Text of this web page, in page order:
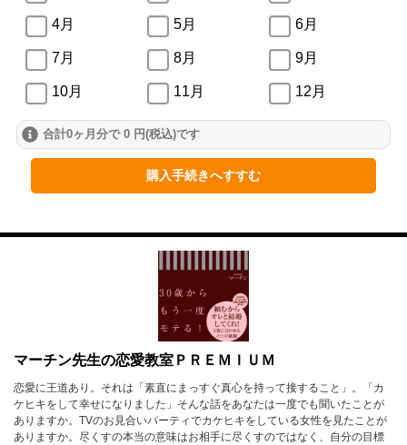
マーチン先生の恋愛教室ＰＲＥＭＩＵＭ
恋愛に王道あり。それは「素直にまっすぐ真心を持って接すること」。「カ
ケヒキをして幸せになりました」そんな話をあなたは一度でも聞いたことが
ありますか。TVのお見合いパーティでカケヒキをしている女性を見たことが
ありますか。尽くすの本当の意味はお相手に尽くすのではなく、自分の目標
4月 5月 6月
7月 8月 9月
10月 11月 12月
2024年
2月
7月 8月 9月
11月
1月 2月
4月 5月 6月
7月 8月 9月
合計0ヶ月分で 0 円(税込)です
購入手続きへすすむ